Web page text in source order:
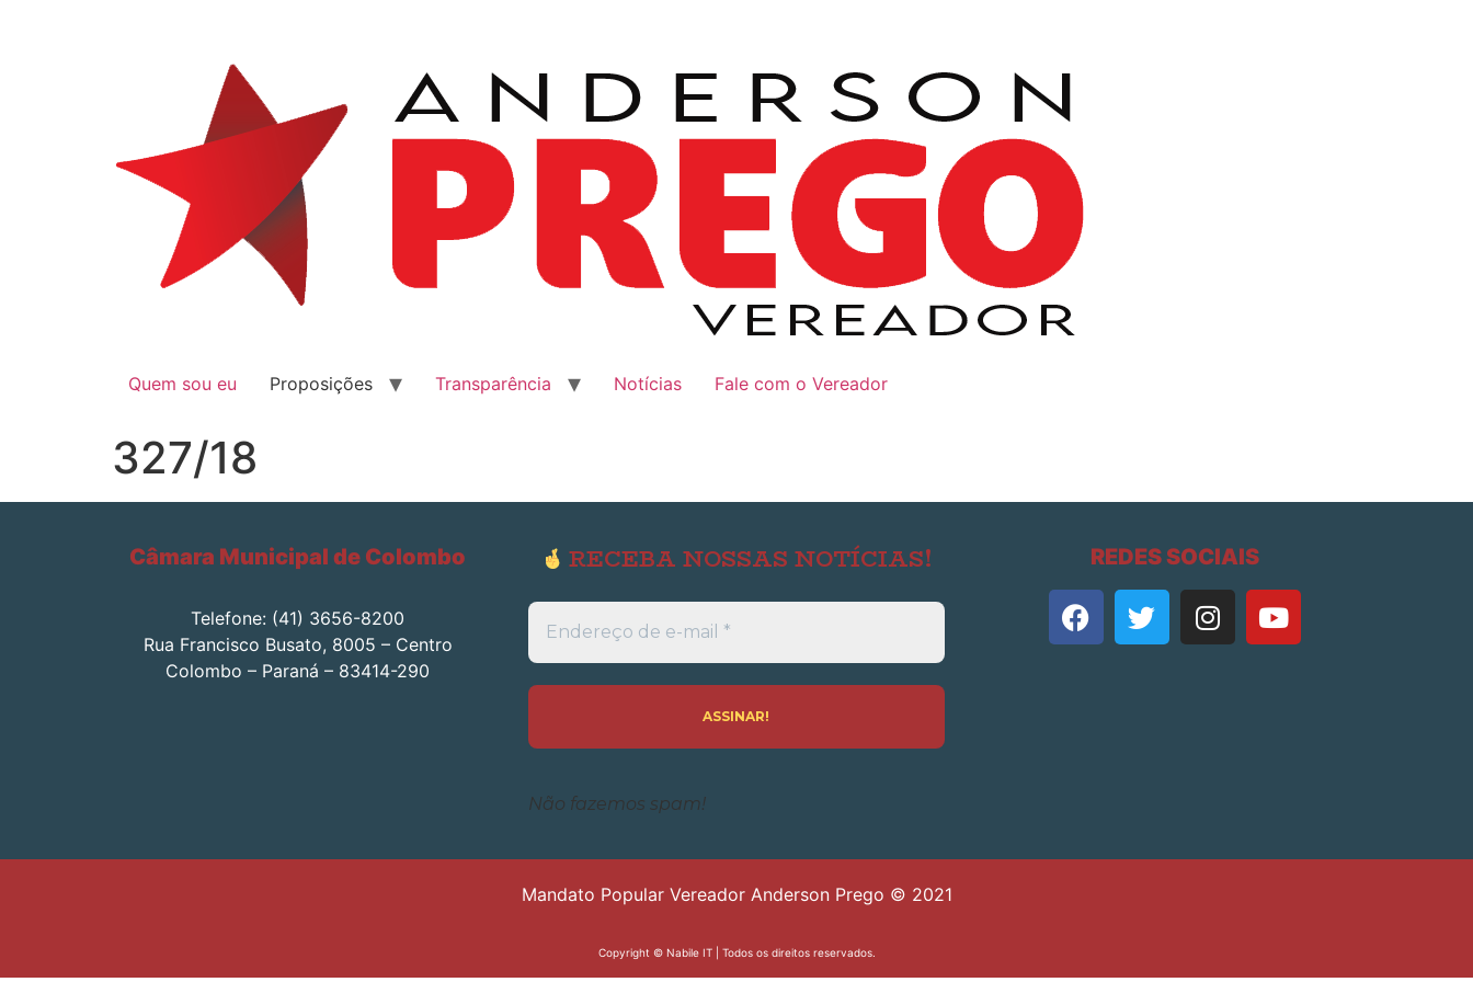
Quem sou eu Proposições Transparência Notícias Fale com o Vereador
327/18
Câmara Municipal de Colombo
Telefone: (41) 3656-8200
Rua Francisco Busato, 8005 – Centro
Colombo – Paraná – 83414-290
RECEBA NOSSAS NOTÍCIAS!
Endereço
de
e-
*
Não fazemos spam!
REDES SOCIAIS
Mandato Popular Vereador Anderson Prego © 2021
Copyright © Nabile IT| Todos os direitos reservados.